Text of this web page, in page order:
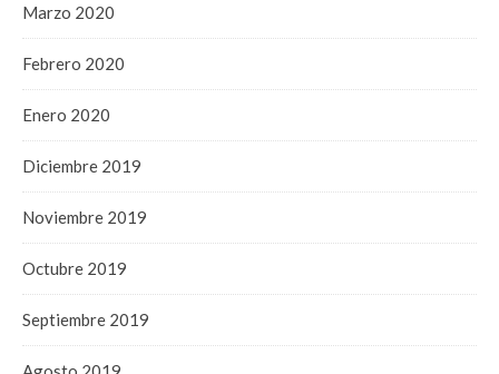
Marzo 2020
Febrero 2020
Enero 2020
Diciembre 2019
Noviembre 2019
Octubre 2019
Septiembre 2019